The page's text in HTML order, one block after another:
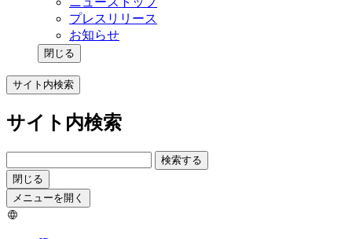
プレスリリース
お知らせ
閉じる
サイト内検索
サイト内検索
検索する
閉じる
メニューを開く